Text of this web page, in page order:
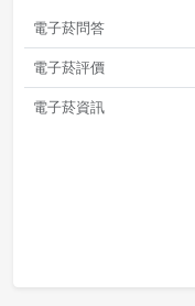
電子菸問答
電子菸評價
電子菸資訊